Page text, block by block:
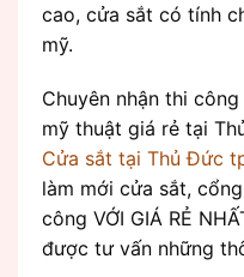
cao, cửa sắt có tính
mỹ.
Chuyên nhận thi
mỹ thuật giá rẻ tại
Cửa sắt tại Thủ Đức
làm mới cửa sắt,
công VỚI GIÁ RẺ
được tư vấn những